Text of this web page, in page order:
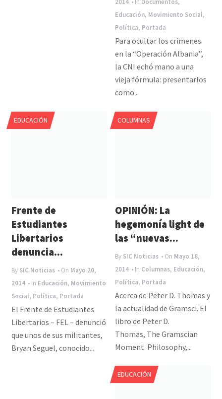
2014 • In Documentos,
Educación, Movimiento Social,
Política, Portada
Para ocultar los crímenes
en la “Operación Albania”,
la CNI echó mano a una
vieja fórmula: presentarlos
como...
EDUCACIÓN
Frente de
Estudiantes
Libertarios
denuncia...
By SIC Noticias • On Mayo 20,
2014 • In Educación, Movimiento
Social, Política, Portada
El Frente de Estudiantes
Libertarios – FEL – denunció
que unos de sus militantes,
Bryan Seguel, conocido...
COLUMNAS
OPINIÓN: La
hegemonía light de
las “nuevas...
By SIC Noticias • On Mayo 18,
2014 • In Columnas, Educación,
Política, Portada
Acerca de Peter D. Thomas y
la actualidad de Gramsci. El
libro de Peter D.
Thomas, The Gramscian
Moment. Philosophy,...
EDUCACIÓN